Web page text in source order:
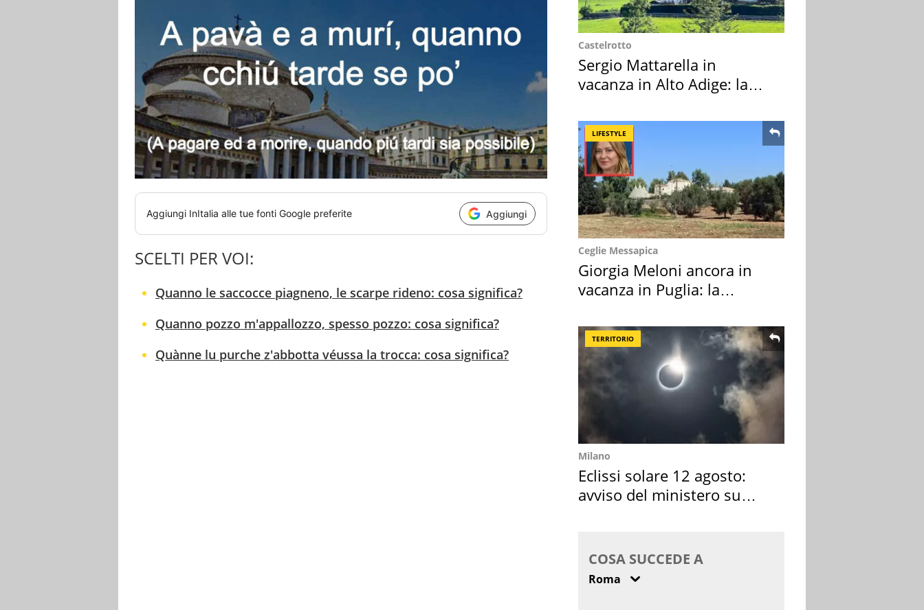
Aggiungi InItalia alle tue fonti Google preferite Aggiungi
SCELTI PER VOI:
Quanno le saccocce piagneno, le scarpe rideno: cosa significa?
Quanno pozzo m'appallozzo, spesso pozzo: cosa significa?
Quànne lu purche z'abbotta véussa la trocca: cosa significa?
Castelrotto
Sergio Mattarella in
vacanza in Alto Adige: la
LIFESTYLE
Ceglie Messapica
Giorgia Meloni ancora in
vacanza in Puglia: la
TERRITORIO
Milano
Eclissi solare 12 agosto:
avviso del ministero su